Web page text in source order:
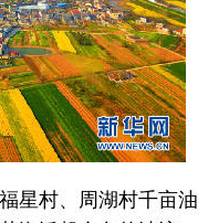
村、周湖村千亩油